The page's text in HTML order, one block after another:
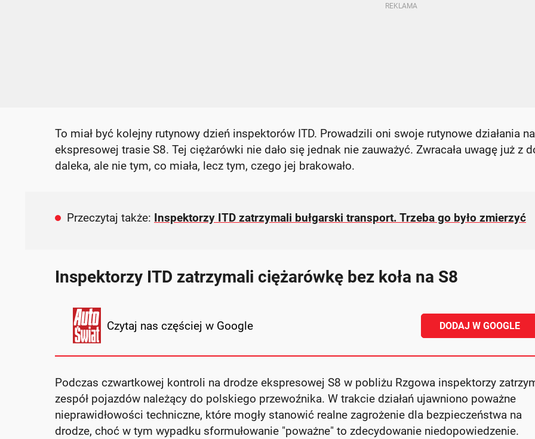
To miał być kolejny rutynowy dzień inspektorów ITD. Prowadzili oni swoje rutynowe działania na
ekspresowej trasie S8. Tej ciężarówki nie dało się jednak nie zauważyć. Zwracała uwagę już z
daleka, ale nie tym, co miała, lecz tym, czego jej brakowało.
Przeczytaj także: Inspektorzy ITD zatrzymali bułgarski transport. Trzeba go było zmierzyć
Inspektorzy ITD zatrzymali ciężarówkę bez koła na S8
Czytaj nas częściej w Google DODAJ W GOOGLE
Podczas czwartkowej kontroli na drodze ekspresowej S8 w pobliżu Rzgowa inspektorzy
zespół pojazdów należący do polskiego przewoźnika. W trakcie działań ujawniono poważne
nieprawidłowości techniczne, które mogły stanowić realne zagrożenie dla bezpieczeństwa na
drodze, choć w tym wypadku sformułowanie "poważne" to zdecydowanie niedopowiedzenie.